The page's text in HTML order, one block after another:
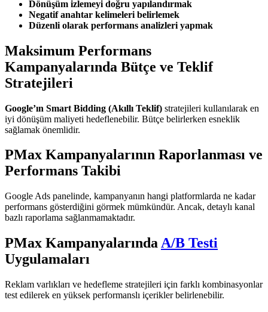
Dönüşüm izlemeyi doğru yapılandırmak
Negatif anahtar kelimeleri belirlemek
Düzenli olarak performans analizleri yapmak
Maksimum Performans
Kampanyalarında Bütçe ve Teklif
Stratejileri
Google’ın Smart Bidding (Akıllı Teklif) stratejileri kullanılarak en
iyi dönüşüm maliyeti hedeflenebilir. Bütçe belirlerken esneklik
sağlamak önemlidir.
PMax Kampanyalarının Raporlanması ve
Performans Takibi
Google Ads panelinde, kampanyanın hangi platformlarda ne kadar
performans gösterdiğini görmek mümkündür. Ancak, detaylı kanal
bazlı raporlama sağlanmamaktadır.
PMax KampanyalarındaA/B Testi
Uygulamaları
Reklam varlıkları ve hedefleme stratejileri için farklı kombinasyonlar
test edilerek en yüksek performanslı içerikler belirlenebilir.